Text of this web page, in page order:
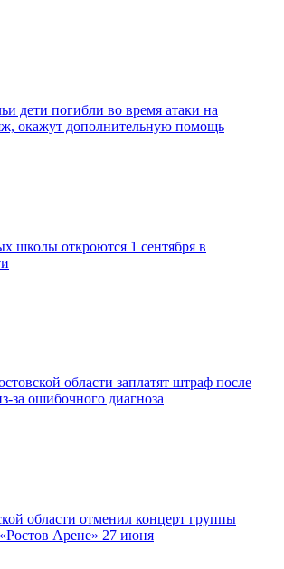
дети погибли во время атаки на
окажут дополнительную помощь
школы откроются 1 сентября в
области заплатят штраф после
за ошибочного диагноза
области отменил концерт группы
Арене» 27 июня